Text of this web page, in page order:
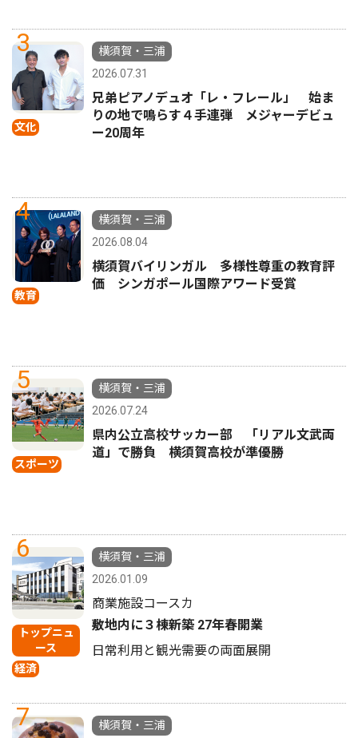
3
文化
横須賀・三浦
2026.07.31
兄弟ピアノデュオ「レ・フレール」 始ま
りの地で鳴らす４手連弾 メジャーデビュ
ー20周年
4
教育
横須賀・三浦
2026.08.04
横須賀バイリンガル 多様性尊重の教育評
価 シンガポール国際アワード受賞
5
スポーツ
横須賀・三浦
2026.07.24
県内公立高校サッカー部 「リアル文武両
道」で勝負 横須賀高校が準優勝
6
トップニュ
ース
経済
横須賀・三浦
2026.01.09
商業施設コースカ
敷地内に３棟新築 27年春開業
日常利用と観光需要の両面展開
7 横須賀・三浦